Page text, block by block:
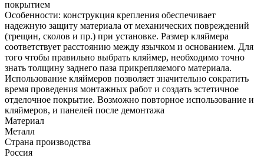
покрытием
Особенности: конструкция крепления обеспечивает
надежную защиту материала от механических повреждений
(трещин, сколов и пр.) при установке. Размер кляймера
соответствует расстоянию между язычком и основанием. Для
того чтобы правильно выбрать кляймер, необходимо точно
знать толщину заднего паза прикрепляемого материала.
Использование кляймеров позволяет значительно сократить
время проведения монтажных работ и создать эстетичное
отделочное покрытие. Возможно повторное использование и
кляймеров, и панелей после демонтажа
Материал
Металл
Страна производства
Россия